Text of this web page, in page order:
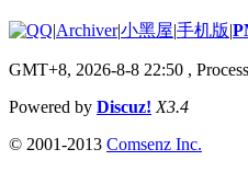
|Archiver|小黑屋|手机版|
GMT+8, 2026-8-8 22:50 ,
Powered by Discuz! X3.4
© 2001-2013 Comsenz Inc.